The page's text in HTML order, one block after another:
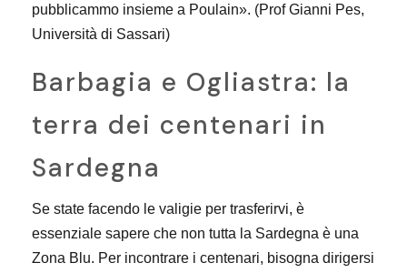
pubblicammo insieme a Poulain». (Prof Gianni Pes,
Università di Sassari)
Barbagia e Ogliastra: la
terra dei centenari in
Sardegna
Se state facendo le valigie per trasferirvi, è
essenziale sapere che non tutta la Sardegna è una
Zona Blu. Per incontrare i centenari, bisogna dirigersi